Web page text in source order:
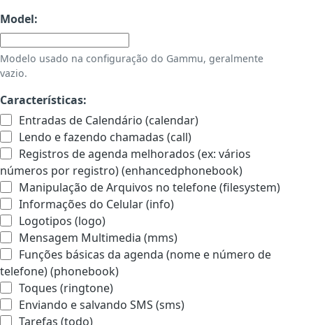
Model:
Modelo usado na configuração do Gammu, geralmente
vazio.
Características:
Entradas de Calendário (calendar)
Lendo e fazendo chamadas (call)
Registros de agenda melhorados (ex: vários
números por registro) (enhancedphonebook)
Manipulação de Arquivos no telefone (filesystem)
Informações do Celular (info)
Logotipos (logo)
Mensagem Multimedia (mms)
Funções básicas da agenda (nome e número de
telefone) (phonebook)
Toques (ringtone)
Enviando e salvando SMS (sms)
Tarefas (todo)